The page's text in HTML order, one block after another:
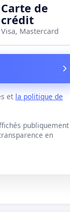
Carte de
crédit
Visa, Mastercard
et la politique de
publiquement
en